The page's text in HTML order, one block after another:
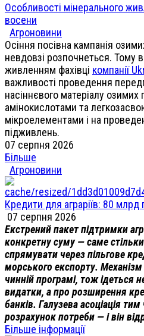
Особливості мінерального
восени
Агроновини
Осіння посівна кампанія
невдовзі розпочнеться. Тому
живленням фахівці компанії
важливості проведення
насіннєвого матеріалу
амінокислотами та
мікроелементами і на
підживлень.
07 серпня 2026
Більше
Агроновини
Кредити для аграріїв: 80
07 серпня 2026
Екстрений пакет підтримки
конкретну суму — саме
спрямувати через пільгове
морського експорту.
чинній програмі, тож ідеться
видатки, а про розширення
банків. Галузева асоціація
розрахунок потреби — і він
Більше інформації